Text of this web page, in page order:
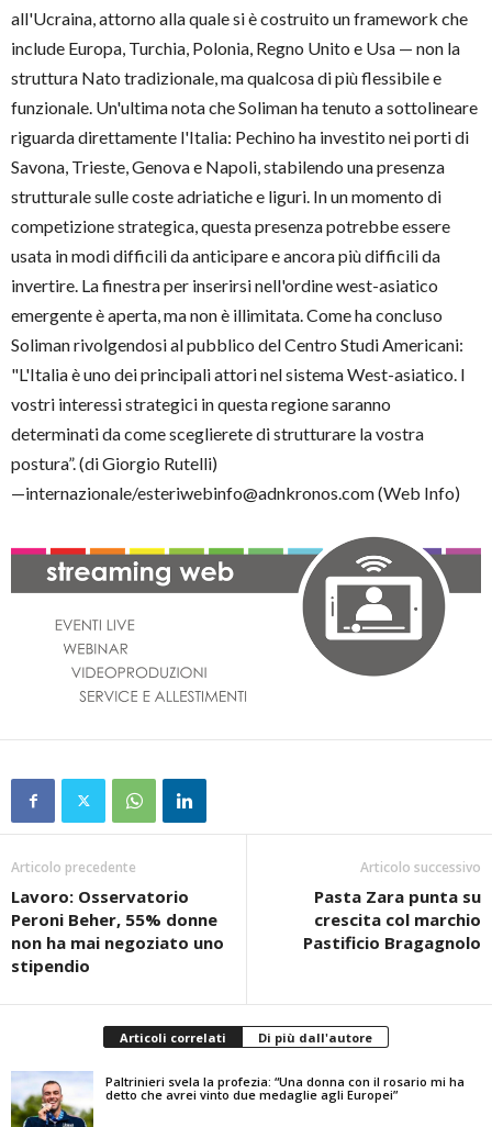
all'Ucraina, attorno alla quale si è costruito un framework che
include Europa, Turchia, Polonia, Regno Unito e Usa — non la
struttura Nato tradizionale, ma qualcosa di più flessibile e
funzionale. Un'ultima nota che Soliman ha tenuto a sottolineare
riguarda direttamente l'Italia: Pechino ha investito nei porti di
Savona, Trieste, Genova e Napoli, stabilendo una presenza
strutturale sulle coste adriatiche e liguri. In un momento di
competizione strategica, questa presenza potrebbe essere
usata in modi difficili da anticipare e ancora più difficili da
invertire. La finestra per inserirsi nell'ordine west-asiatico
emergente è aperta, ma non è illimitata. Come ha concluso
Soliman rivolgendosi al pubblico del Centro Studi Americani:
"L'Italia è uno dei principali attori nel sistema West-asiatico. I
vostri interessi strategici in questa regione saranno
determinati da come sceglierete di strutturare la vostra
postura”. (di Giorgio Rutelli)
—internazionale/esteriwebinfo@adnkronos.com (Web Info)
Articolo precedente
Lavoro: Osservatorio
Peroni Beher, 55% donne
non ha mai negoziato uno
stipendio
Articolo successivo
Pasta Zara punta su
crescita col marchio
Pastificio Bragagnolo
Articoli correlati Di più dall'autore
Paltrinieri svela la profezia: “Una donna con il rosario mi ha
detto che avrei vinto due medaglie agli Europei”